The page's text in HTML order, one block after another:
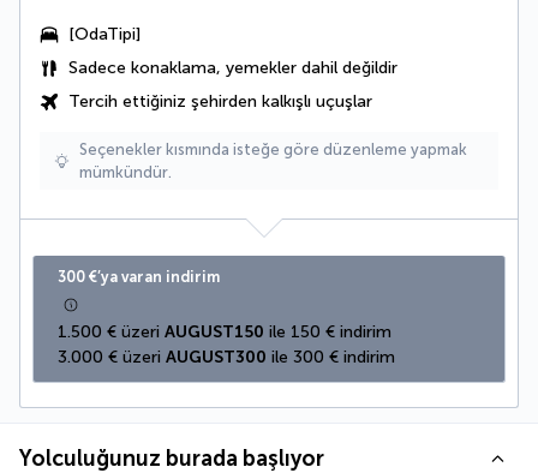
[OdaTipi]
Sadece konaklama, yemekler dahil değildir
Tercih ettiğiniz şehirden kalkışlı uçuşlar
Seçenekler kısmında isteğe göre düzenleme yapmak
mümkündür.
300 €’ya varan indirim
1.500 € üzeri AUGUST150 ile 150 € indirim
3.000 € üzeri AUGUST300 ile 300 € indirim
Yolculuğunuz burada başlıyor